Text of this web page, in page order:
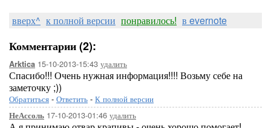
вверх^ к полной версии понравилось! в evernote
Комментарии (2):
Arktica 15-10-2013-15:43 удалить
Спасибо!!! Очень нужная информация!!!! Возьму себе на
заметочку ;))
Обратиться - Ответить - К полной версии
НеАссоль 17-10-2013-01:46 удалить